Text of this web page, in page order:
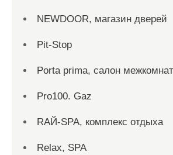
NEWDOOR, магазин дверей
Pit-Stop
Porta prima, салон
Pro100. Gaz
RAЙ-SPA, комплекс отдыха
Relax, SPA